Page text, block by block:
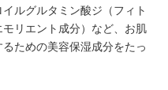
ルグルタミン酸ジ（フィト
リエント成分）など、お肌
ための美容保湿成分をたっ